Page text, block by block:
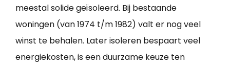
meestal solide geïsoleerd. Bij bestaande
woningen (van 1974 t/m 1982) valt er nog veel
winst te behalen. Later isoleren bespaart veel
energiekosten, is een duurzame keuze ten